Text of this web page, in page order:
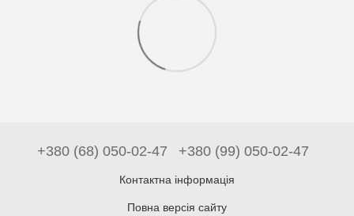
+380 (68) 050-02-47 +380 (99) 050-02-47
Контактна інформація
Повна версія сайту